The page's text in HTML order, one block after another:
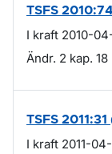
TSFS
I kraft 2010-
Ändr. 2 kap. 18
TSFS
I kraft 2011-